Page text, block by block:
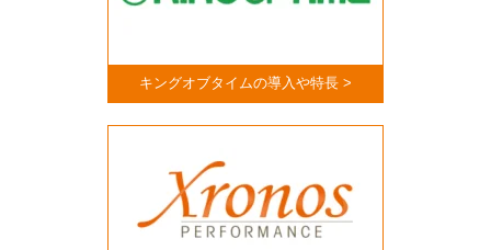
キングオブタイムの導入や特長 >